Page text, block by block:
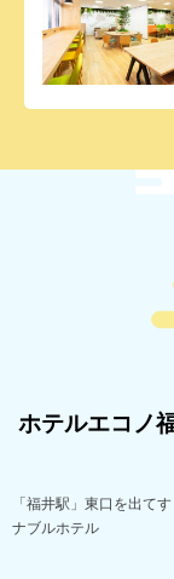
ホテルエコノ
「福井駅」東口を出て
ナブルホテル